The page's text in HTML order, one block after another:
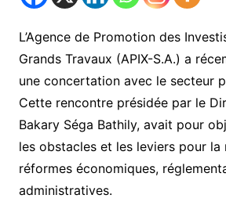
L’Agence de Promotion des
Grands Travaux (APIX-S.A.) a
une concertation avec le secteur
Cette rencontre présidée par le
Bakary Séga Bathily, avait pour
les obstacles et les leviers pour
réformes économiques,
administratives.